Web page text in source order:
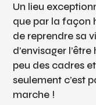
Un lieu
que par la façon
de reprendre sa
d’envisager
peu des cadres
seulement c’est
marche !